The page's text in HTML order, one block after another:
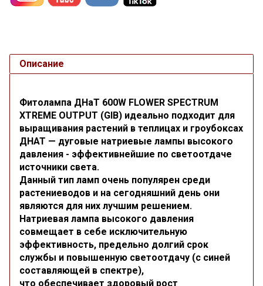
Описание
Фитолампа ДНаТ 600W FLOWER SPECTRUM
XTREME OUTPUT (GIB) идеально подходит для
выращивания растений в теплицах и гроубоксах
ДНАТ — дуговые натриевые лампы высокого
давления - эффективнейшие по светоотдаче
источники света.
Данный тип ламп очень популярен среди
растениеводов и на сегодняшний день они
являются для них лучшим решением.
Натриевая лампа высокого давления
совмещает в себе исключительную
эффективность, предельно долгий срок
службы и повышенную светоотдачу (с синей
составляющей в спектре),
что обеспечивает здоровый рост